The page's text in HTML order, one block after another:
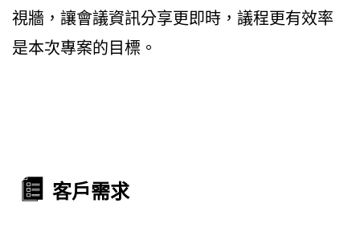
視牆，讓會議資訊分享更即時，議程更有效率
是本次專案的目標。
客戶需求